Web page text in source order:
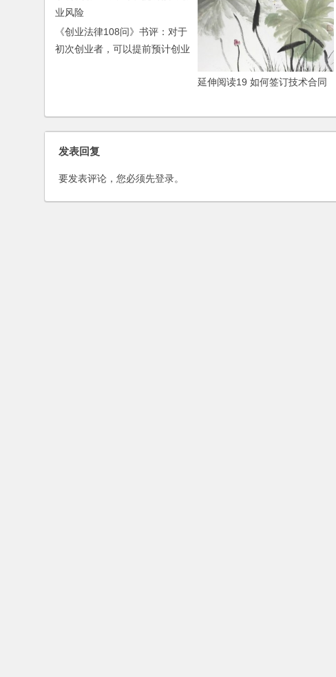
《创业法律108问》书评：对于
初次创业者，可以提前预计创业
延伸阅读19 如何签订技术合同
发表回复
要发表评论，您必须先登录。